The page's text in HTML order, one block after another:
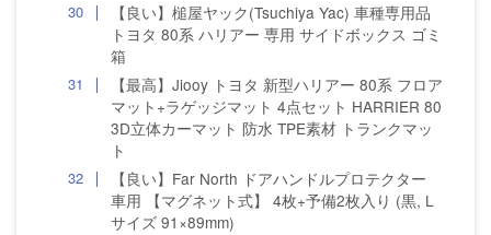
【良い】槌屋ヤック(Tsuchiya Yac) 車種専用品
トヨタ 80系 ハリアー 専用 サイドボックス ゴミ
箱
【最高】Jiooy トヨタ 新型ハリアー 80系 フロア
マット+ラゲッジマット 4点セット HARRIER 80
3D立体カーマット 防水 TPE素材 トランクマッ
ト
【良い】Far North ドアハンドルプロテクター
車用 【マグネット式】 4枚+予備2枚入り (黒, L
サイズ 91×89mm)